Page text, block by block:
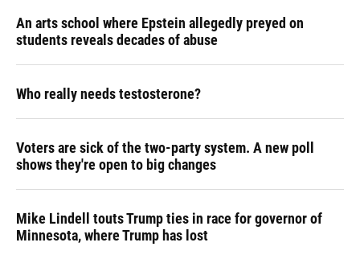
An arts school where Epstein allegedly preyed on
students reveals decades of abuse
Who really needs testosterone?
Voters are sick of the two-party system. A new poll
shows they're open to big changes
Mike Lindell touts Trump ties in race for governor of
Minnesota, where Trump has lost